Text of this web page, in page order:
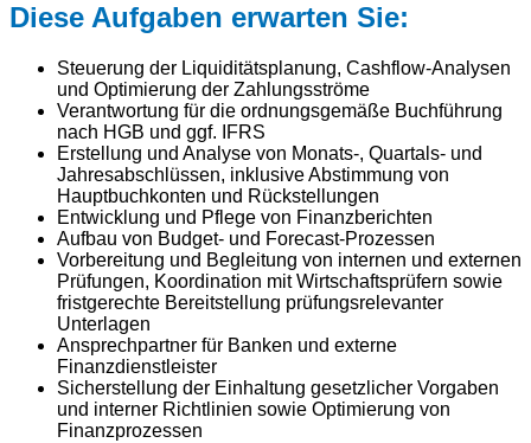
Diese Aufgaben erwarten Sie:
Steuerung der Liquiditätsplanung, Cashflow-Analysen
und Optimierung der Zahlungsströme
Verantwortung für die ordnungsgemäße Buchführung
nach HGB und ggf. IFRS
Erstellung und Analyse von Monats-, Quartals- und
Jahresabschlüssen, inklusive Abstimmung von
Hauptbuchkonten und Rückstellungen
Entwicklung und Pflege von Finanzberichten
Aufbau von Budget- und Forecast-Prozessen
Vorbereitung und Begleitung von internen und externen
Prüfungen, Koordination mit Wirtschaftsprüfern sowie
fristgerechte Bereitstellung prüfungsrelevanter
Unterlagen
Ansprechpartner für Banken und externe
Finanzdienstleister
Sicherstellung der Einhaltung gesetzlicher Vorgaben
und interner Richtlinien sowie Optimierung von
Finanzprozessen